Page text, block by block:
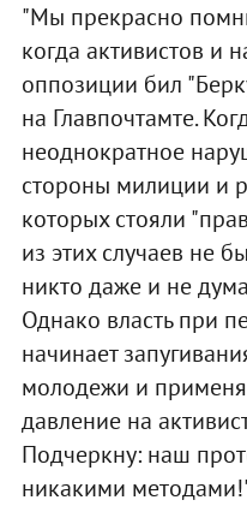
"Мы прекрасно
когда активистов и
оппозиции бил
на Главпочтамте.
неоднократное
стороны милиции и
которых стояли
из этих случаев не
никто даже и не
Однако власть при
начинает
молодежи и
давление на
Подчеркну: наш
никакими